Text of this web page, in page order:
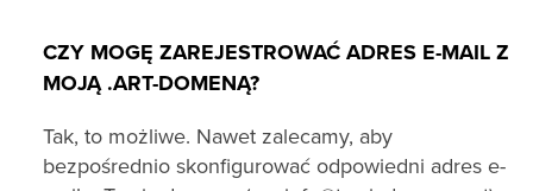
CZY MOGĘ ZAREJESTROWAĆ ADRES E-MAIL Z
MOJĄ .ART-DOMENĄ?
Tak, to możliwe. Nawet zalecamy, aby
bezpośrednio skonfigurować odpowiedni adres e-